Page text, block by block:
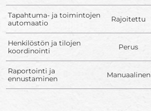
Tapahtuma- ja toimintojen
automaatio
Rajoitettu
Henkilöstön ja tilojen
koordinointi
Perus
Raportointi ja
ennustaminen
Manuaalinen